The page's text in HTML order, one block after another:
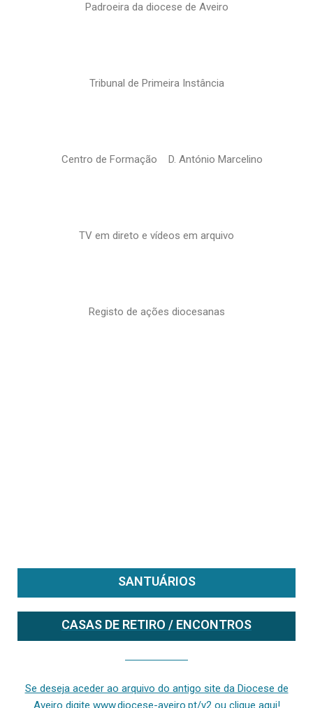
Padroeira da diocese de Aveiro
Tribunal de Primeira Instância
Centro de Formação D. António Marcelino
TV em direto e vídeos em arquivo
Registo de ações diocesanas
SANTUÁRIOS
CASAS DE RETIRO / ENCONTROS
Se deseja aceder ao arquivo do antigo site da Diocese de
Aveiro digite www.diocese-aveiro.pt/v2 ou clique aqui!